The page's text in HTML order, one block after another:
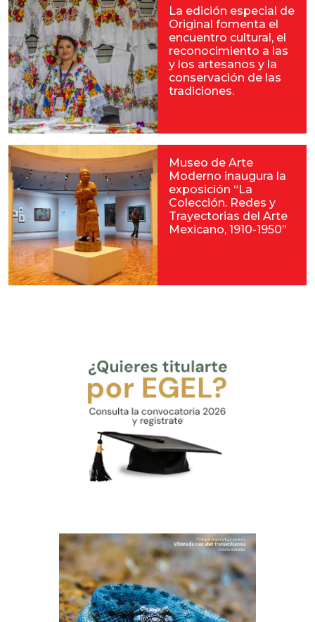
La edición especial de
Original fomenta el
encuentro cultural, el
reconocimiento a las
y los artesanos y la
conservación de las
tradiciones.
Museo de Arte
Moderno inaugura la
exposición “La
Colección. Redes y
Trayectorias del Arte
Mexicano, 1910-1950”